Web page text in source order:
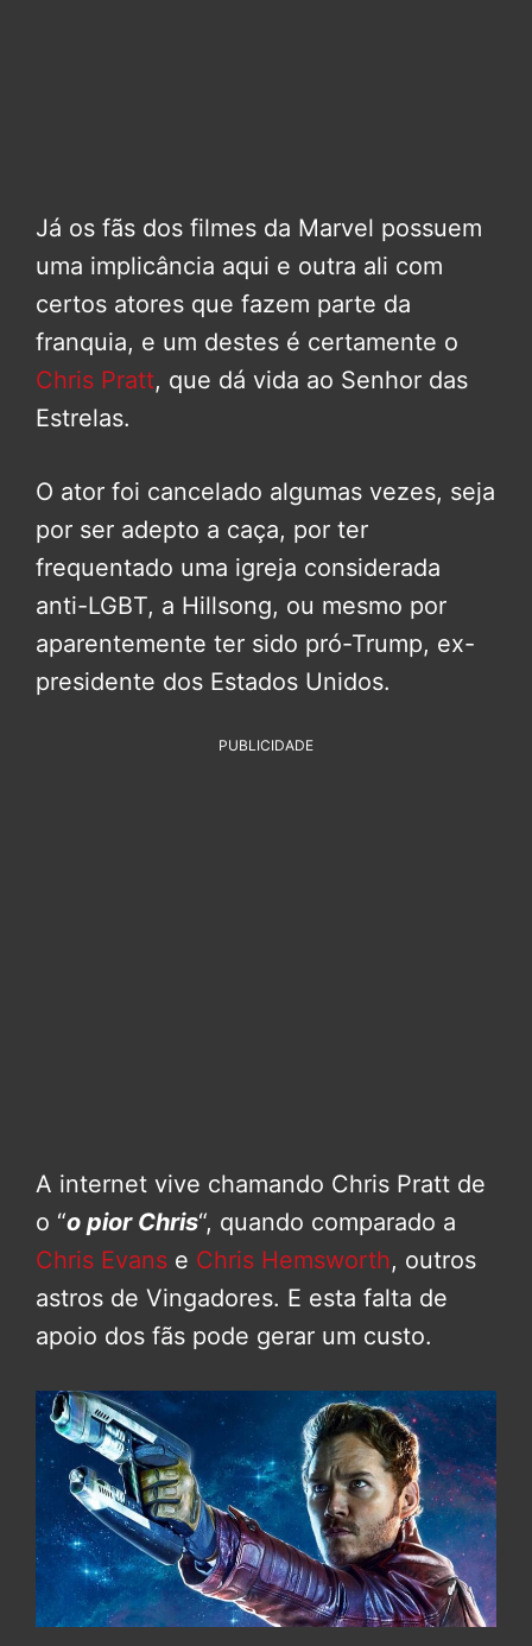
Já os fãs dos filmes da Marvel possuem
uma implicância aqui e outra ali com
certos atores que fazem parte da
franquia, e um destes é certamente o
Chris Pratt, que dá vida ao Senhor das
Estrelas.
O ator foi cancelado algumas vezes, seja
por ser adepto a caça, por ter
frequentado uma igreja considerada
anti-LGBT, a Hillsong, ou mesmo por
aparentemente ter sido pró-Trump, ex-
presidente dos Estados Unidos.
PUBLICIDADE
A internet vive chamando Chris Pratt de
o “o pior Chris“, quando comparado a
Chris Evans e Chris Hemsworth, outros
astros de Vingadores. E esta falta de
apoio dos fãs pode gerar um custo.